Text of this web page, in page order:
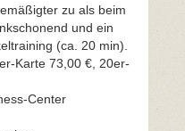
zu als beim
und ein
(ca. 20 min).
Karte 73,00 €, 20er-
Center